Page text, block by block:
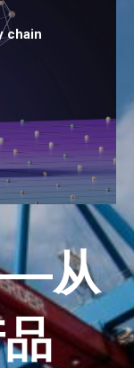
chain
从